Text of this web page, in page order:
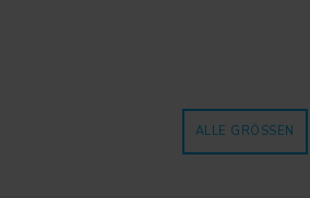
ALLE GRÖSSEN